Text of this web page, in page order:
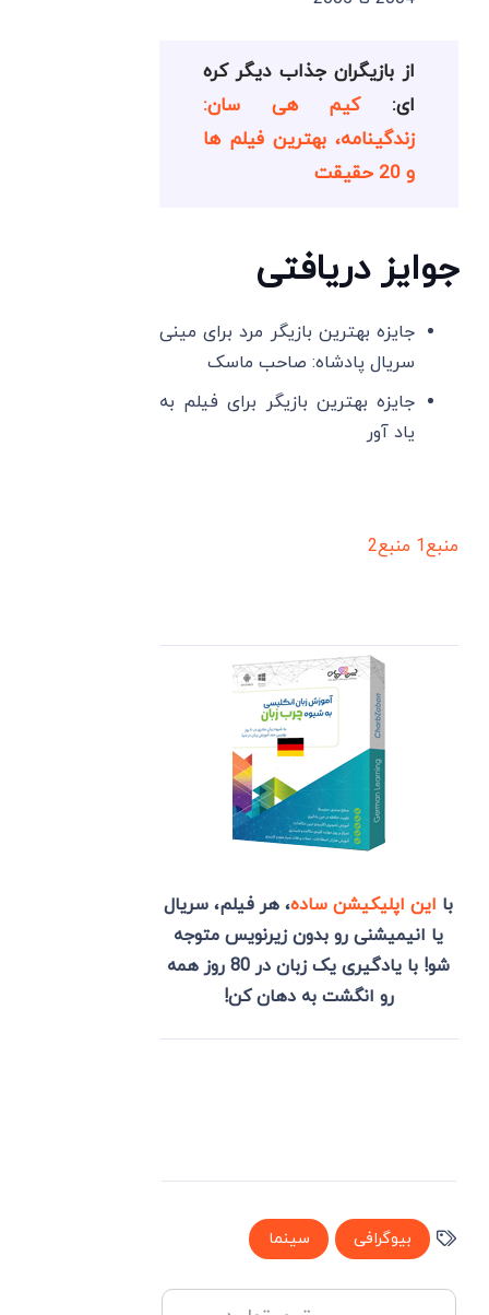
از بازیگران جذاب دیگر کره
ای:کیم هی سان:
زندگینامه، بهترین فیلم ها
و 20 حقیقت
جوایز دریافتی
جایزه بهترین بازیگر مرد برای مینی
سریال پادشاه: صاحب ماسک
جایزه بهترین بازیگر برای فیلم به
یاد آور
منبع1 منبع2
با این اپلیکیشن ساده، هر فیلم، سریال
یا انیمیشنی رو بدون زیرنویس متوجه
شو! با یادگیری یک زبان در 80 روز همه
رو انگشت به دهان کن!
بیوگرافی سینما